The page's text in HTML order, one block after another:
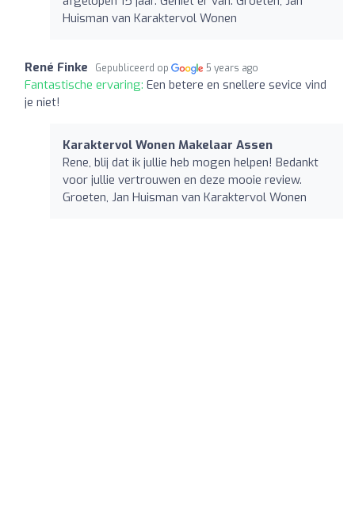
Huisman van Karaktervol Wonen
René Finke Gepubliceerd op 5 years ago
Fantastische ervaring: Een betere en snellere sevice vind
je niet!
Karaktervol Wonen Makelaar Assen
Rene, blij dat ik jullie heb mogen helpen! Bedankt
voor jullie vertrouwen en deze mooie review.
Groeten, Jan Huisman van Karaktervol Wonen